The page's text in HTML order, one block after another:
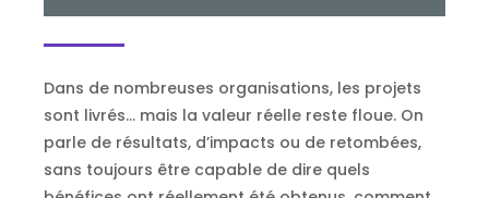
Dans de nombreuses organisations, les projets
sont livrés… mais la valeur réelle reste floue. On
parle de résultats, d’impacts ou de retombées,
sans toujours être capable de dire quels